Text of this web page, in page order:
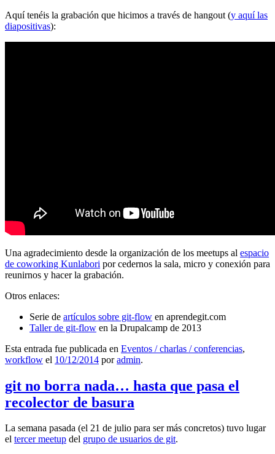
Aquí tenéis la grabación que hicimos a través de hangout (y aquí las
diapositivas):
Una agradecimiento desde la organización de los meetups al espacio
de coworking Kunlabori por cedernos la sala, micro y conexión para
reunirnos y hacer la grabación.
Otros enlaces:
Serie de artículos sobre git-flow en aprendegit.com
Taller de git-flow en la Drupalcamp de 2013
Esta entrada fue publicada en Eventos / charlas / conferencias,
workflow el 10/12/2014 poradmin.
git no borra nada… hasta que pasa el
recolector de basura
La semana pasada (el 21 de julio para ser más concretos) tuvo lugar
el tercer meetup del grupo de usuarios de git.